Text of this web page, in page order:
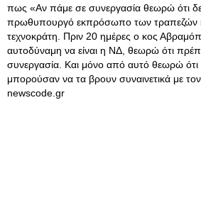
πως «Αν πάμε σε συνεργασία θεωρώ ότι
πρωθυπουργό εκπρόσωπο των τραπεζών
τεχνοκράτη. Πριν 20 ημέρες ο κος
αυτοδύναμη να είναι η ΝΔ, θεωρώ ότι
συνεργασία. Και μόνο από αυτό θεωρώ ότι
μπορούσαν να τα βρουν συναινετικά με
newscode.gr